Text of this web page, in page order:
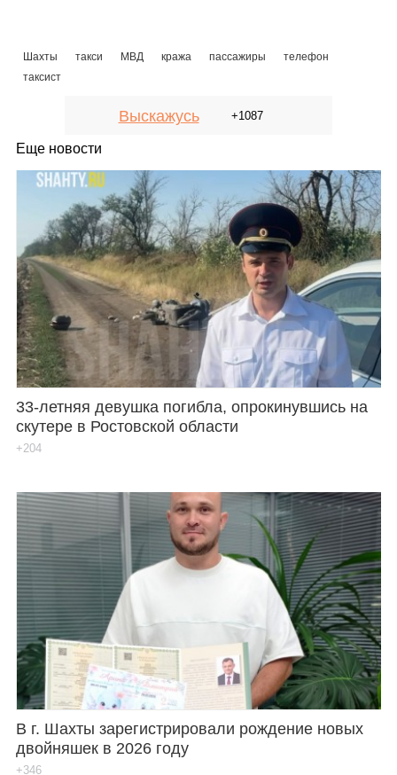
Шахты такси МВД кража пассажиры
телефон
таксист
Выскажусь +1087
Еще новости
33-летняя девушка погибла, опрокинувшись на
скутере в Ростовской области
+204
В г. Шахты зарегистрировали рождение новых
двойняшек в 2026 году
+346